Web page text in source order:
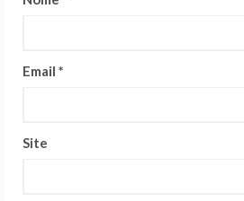
Email *
Site